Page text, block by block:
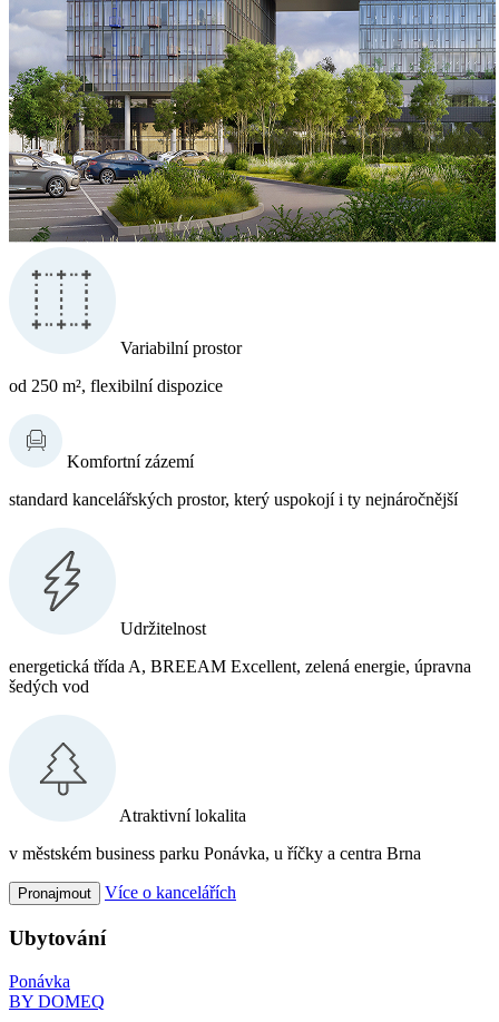
Variabilní prostor
od 250 m², flexibilní dispozice
Komfortní zázemí
standard kancelářských prostor, který uspokojí i ty nejnáročnější
Udržitelnost
energetická třída A, BREEAM Excellent, zelená energie, úpravna
šedých vod
Atraktivní lokalita
v městském business parku Ponávka, u říčky a centra Brna
Pronajmout Více o kancelářích
Ubytování
Ponávka
BY DOMEQ